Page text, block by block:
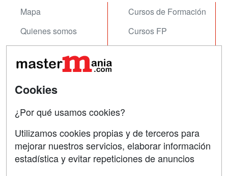
Mapa
Quienes somos
Acceso Usuarios
Acceso Centros
Cursos de Formación
Cursos FP
Contactar
Confidencialidad
SÍGUENOS EN:
Cookies
¿Por qué usamos cookies?
Utilizamos cookies propias y de terceros para
mejorar nuestros servicios, elaborar información
estadística y evitar repeticiones de anuncios